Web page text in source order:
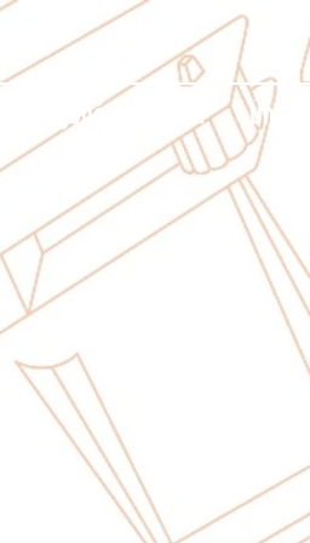
¿Qué hacemos? Únete